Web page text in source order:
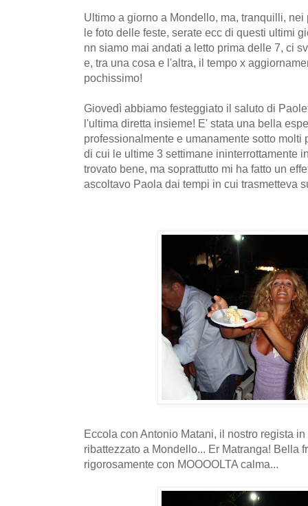
Ultimo a giorno a Mondello, ma, tranquilli,
le foto delle feste, serate ecc di questi ultimi
nn siamo mai andati a letto prima delle 7, ci
e, tra una cosa e l'altra, il tempo x
pochissimo!
Giovedì abbiamo festeggiato il saluto di
l'ultima diretta insieme! E' stata una bella
professionalmente e umanamente sotto molti
di cui le ultime 3 settimane ininterrottamente
trovato bene, ma soprattutto mi ha fatto un
ascoltavo Paola dai tempi in cui trasmetteva
Eccola con Antonio Matani, il nostro regista
ribattezzato a Mondello... Er Matranga! Bella
rigorosamente con MOOOOLTA calma...